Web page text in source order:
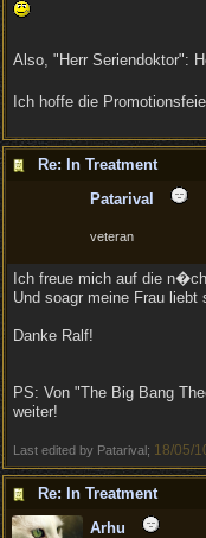
Also, "Herr Seriendoktor":
Ich hoffe die
Re: In Treatment
Patarival
veteran
Ich freue mich auf die
Und soagr meine Frau
Danke Ralf!
PS: Von "The Big Bang
weiter!
Last edited by Patarival; 18/05/
Re: In Treatment
Arhu